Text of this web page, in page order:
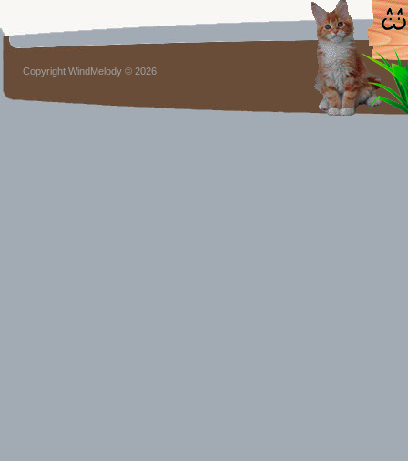
Copyright WindMelody © 2026